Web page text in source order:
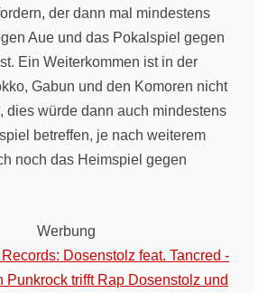
der dann mal mindestens
Aue und das Pokalspiel gegen
Ein Weiterkommen ist in der
Gabun und den Komoren nicht
dies würde dann auch mindestens
betreffen, je nach weiterem
noch das Heimspiel gegen
Werbung